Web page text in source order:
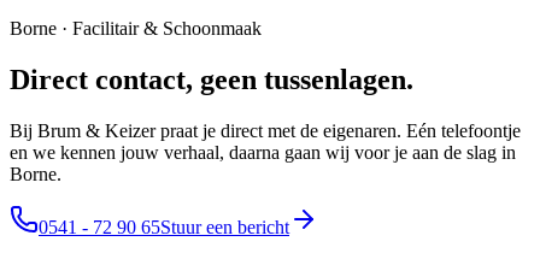
Borne · Facilitair & Schoonmaak
Direct contact, geen tussenlagen.
Bij Brum & Keizer praat je direct met de eigenaren. Eén telefoontje
en we kennen jouw verhaal, daarna gaan wij voor je aan de slag in
Borne.
0541 - 72 90 65Stuur een bericht